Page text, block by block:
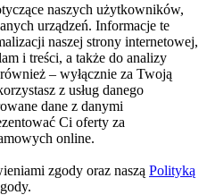
naszych użytkowników,
urządzeń. Informacje te
naszej strony internetowej,
i treści, a także do analizy
– wyłącznie za Twoją
z usług danego
dane z danymi
Ci oferty za
online.
zgody oraz naszą Polityką